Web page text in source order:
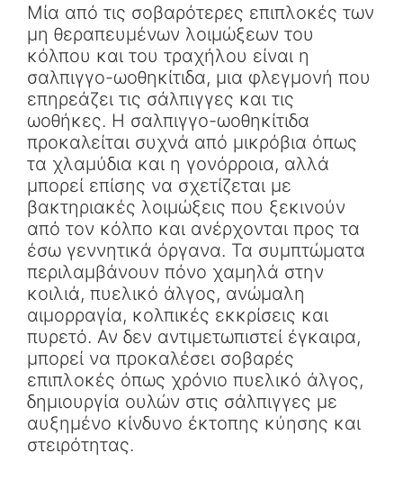
Μία από τις σοβαρότερες επιπλοκές των
μη θεραπευμένων λοιμώξεων του
κόλπου και του τραχήλου είναι η
σαλπιγγο-ωοθηκίτιδα, μια φλεγμονή που
επηρεάζει τις σάλπιγγες και τις
ωοθήκες. Η σαλπιγγο-ωοθηκίτιδα
προκαλείται συχνά από μικρόβια όπως
τα χλαμύδια και η γονόρροια, αλλά
μπορεί επίσης να σχετίζεται με
βακτηριακές λοιμώξεις που ξεκινούν
από τον κόλπο και ανέρχονται προς τα
έσω γεννητικά όργανα. Τα συμπτώματα
περιλαμβάνουν πόνο χαμηλά στην
κοιλιά, πυελικό άλγος, ανώμαλη
αιμορραγία, κολπικές εκκρίσεις και
πυρετό. Αν δεν αντιμετωπιστεί έγκαιρα,
μπορεί να προκαλέσει σοβαρές
επιπλοκές όπως χρόνιο πυελικό άλγος,
δημιουργία ουλών στις σάλπιγγες με
αυξημένο κίνδυνο έκτοπης κύησης και
στειρότητας.